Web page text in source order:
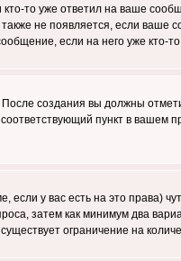
то уже ответил на ваше
не появляется, если
если на него уже кто-
создания вы должны
пункт в
если у вас есть на это
затем как минимум два
ограничение на